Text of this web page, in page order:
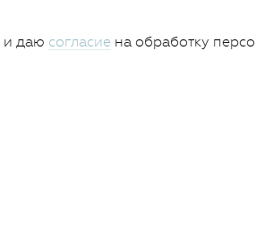
и даю согласие на обработку